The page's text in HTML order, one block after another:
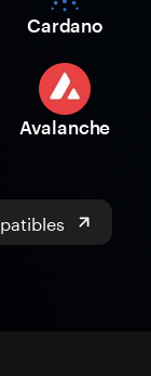
Cardano
Avalanche